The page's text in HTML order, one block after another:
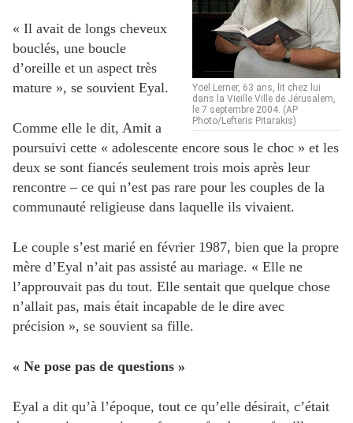
Yoel Lerner, 63 ans, lit chez lui
dans la Vieille Ville de Jérusalem,
le 7 septembre 2004. (AP
Photo/Lefteris Pitarakis)
« Il avait de longs cheveux
bouclés, une boucle
d’oreille et un aspect très
mature », se souvient Eyal.
Comme elle le dit, Amit a
poursuivi cette « adolescente encore sous le choc » et les
deux se sont fiancés seulement trois mois après leur
rencontre – ce qui n’est pas rare pour les couples de la
communauté religieuse dans laquelle ils vivaient.
Le couple s’est marié en février 1987, bien que la propre
mère d’Eyal n’ait pas assisté au mariage. « Elle ne
l’approuvait pas du tout. Elle sentait que quelque chose
n’allait pas, mais était incapable de le dire avec
précision », se souvient sa fille.
« Ne pose pas de questions »
Eyal a dit qu’à l’époque, tout ce qu’elle désirait, c’était